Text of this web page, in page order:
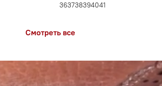
363738394041
Смотреть все